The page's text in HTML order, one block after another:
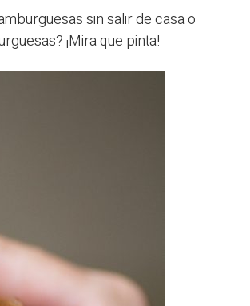
sin salir de casa o
¡Mira que pinta!